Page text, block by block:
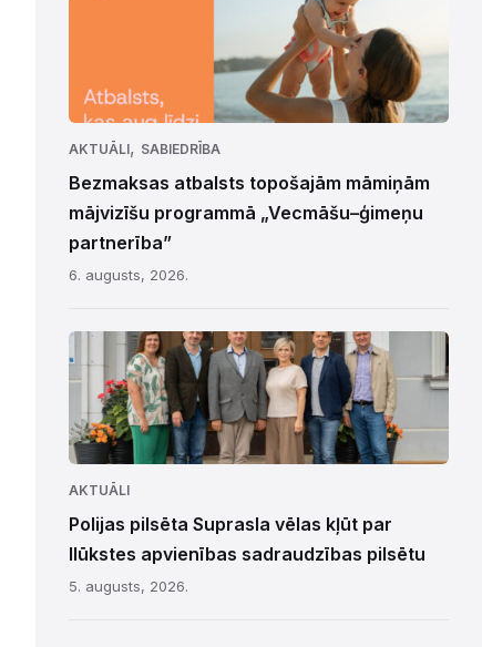
AKTUĀLI, SABIEDRĪBA
Bezmaksas atbalsts topošajām māmiņām
mājvizīšu programmā „Vecmāšu–ģimeņu
partnerība”
6. augusts, 2026.
AKTUĀLI
Polijas pilsēta Suprasla vēlas kļūt par
Ilūkstes apvienības sadraudzības pilsētu
5. augusts, 2026.